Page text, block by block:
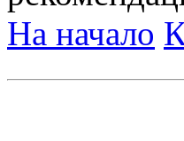
На начало